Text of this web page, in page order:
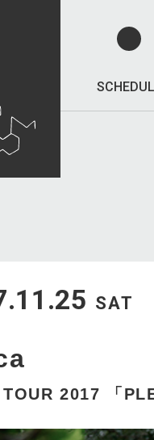
SAT
2017 「